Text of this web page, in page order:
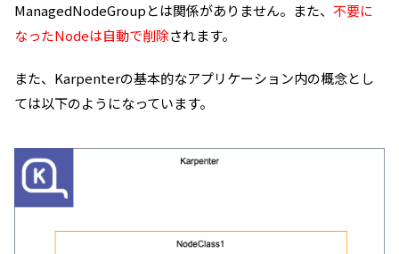
ManagedNodeGroupとは関係がありません。また、 不要に
なったNodeは自動で削除されます。
また、Karpenterの基本的なアプリケーション内の概念とし
ては以下のようになっています。